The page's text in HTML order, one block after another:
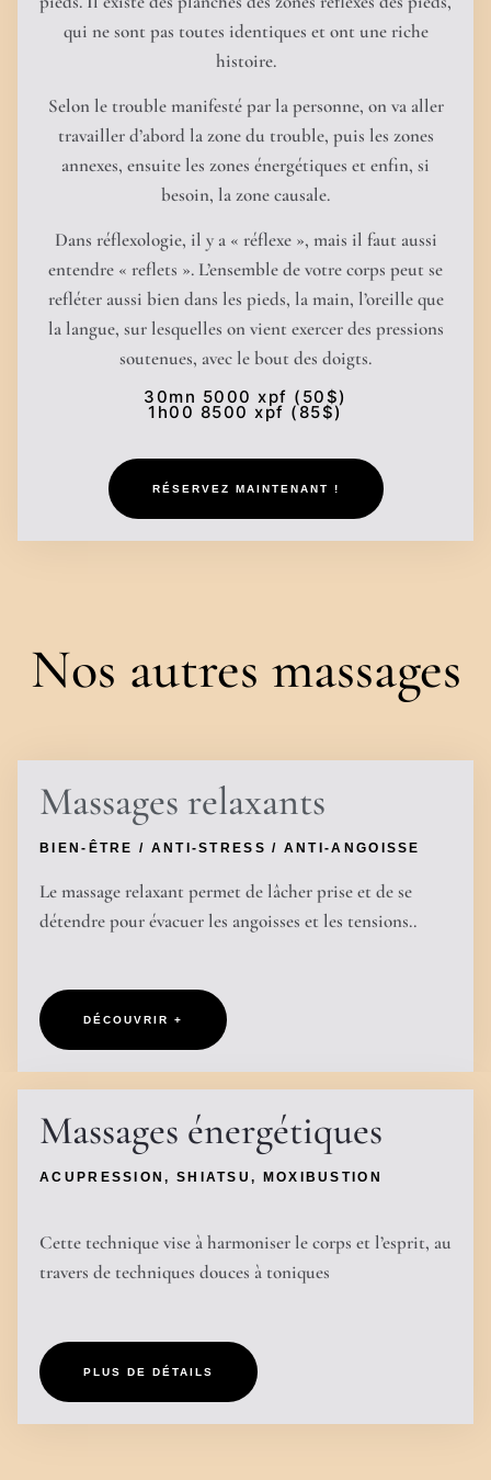
qui ne sont pas toutes identiques et ont une riche
histoire.
Selon le trouble manifesté par la personne, on va aller
travailler d’abord la zone du trouble, puis les zones
annexes, ensuite les zones énergétiques et enfin, si
besoin, la zone causale.
Dans réflexologie, il y a « réflexe », mais il faut aussi
entendre « reflets ». L’ensemble de votre corps peut se
refléter aussi bien dans les pieds, la main, l’oreille que
la langue, sur lesquelles on vient exercer des pressions
soutenues, avec le bout des doigts.
30mn 5000 xpf (50$)
1h00 8500 xpf (85$)
RÉSERVEZ MAINTENANT !
Nos autres massages
Massages relaxants
BIEN-ÊTRE / ANTI-STRESS / ANTI-ANGOISSE
Le massage relaxant permet de lâcher prise et de se
détendre pour évacuer les angoisses et les tensions..
DÉCOUVRIR +
Massages énergétiques
ACUPRESSION, SHIATSU, MOXIBUSTION
Cette technique vise à harmoniser le corps et l’esprit, au
travers de techniques douces à toniques
PLUS DE DÉTAILS